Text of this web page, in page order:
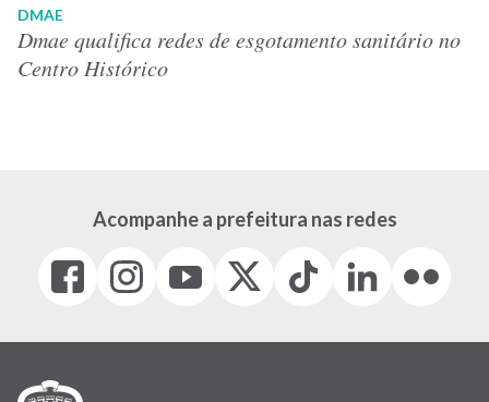
DMAE
Dmae qualifica redes de esgotamento sanitário no
Centro Histórico
Acompanhe a prefeitura nas redes
Facebook
(link
em
janela)
Instagram
(link
em
(link
em
(Antigo
(link
Tiktok
(link
em
LinkedIn
(link
em
(link
em